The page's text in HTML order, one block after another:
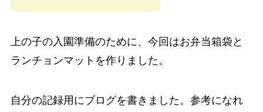
上の子の入園準備のために、今回はお弁当箱袋と
ランチョンマットを作りました。
自分の記録用にブログを書きました。参考になれ